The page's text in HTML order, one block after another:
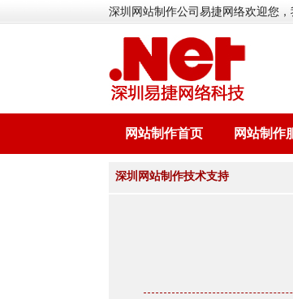
深圳网站制作公司易捷网络欢迎您
网站制作首页 网站制作
深圳网站制作技术支持